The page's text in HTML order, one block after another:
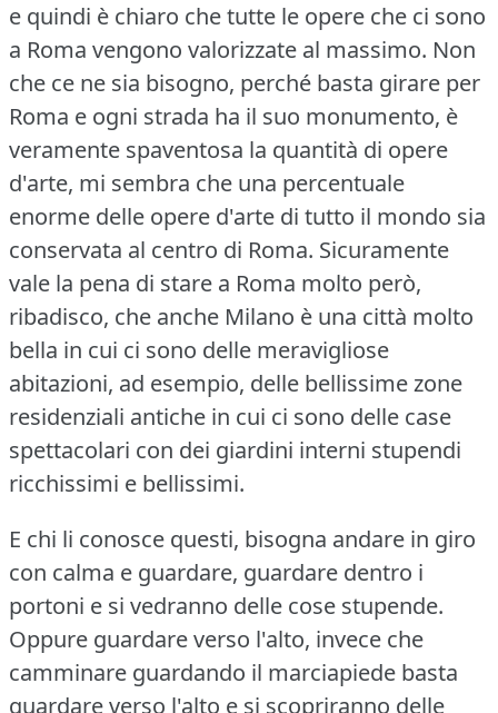
e quindi è chiaro che tutte le opere che ci sono
a Roma vengono valorizzate al massimo. Non
che ce ne sia bisogno, perché basta girare per
Roma e ogni strada ha il suo monumento, è
veramente spaventosa la quantità di opere
d'arte, mi sembra che una percentuale
enorme delle opere d'arte di tutto il mondo sia
conservata al centro di Roma. Sicuramente
vale la pena di stare a Roma molto però,
ribadisco, che anche Milano è una città molto
bella in cui ci sono delle meravigliose
abitazioni, ad esempio, delle bellissime zone
residenziali antiche in cui ci sono delle case
spettacolari con dei giardini interni stupendi
ricchissimi e bellissimi.
E chi li conosce questi, bisogna andare in giro
con calma e guardare, guardare dentro i
portoni e si vedranno delle cose stupende.
Oppure guardare verso l'alto, invece che
camminare guardando il marciapiede basta
guardare verso l'alto e si scopriranno delle